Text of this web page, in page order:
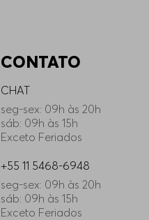
CONTATO
CHAT
seg-sex: 09h às 20h
sáb: 09h às 15h
Exceto Feriados
+55 11 5468-6948
seg-sex: 09h às 20h
sáb: 09h às 15h
Exceto Feriados